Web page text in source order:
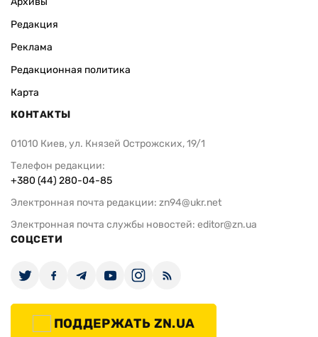
Редакция
Реклама
Редакционная политика
Карта
КОНТАКТЫ
01010 Киев, ул. Князей Острожских, 19/1
Телефон редакции:
+380 (44) 280-04-85
Электронная почта редакции: zn94@ukr.net
Электронная почта службы новостей: editor@zn.ua
СОЦСЕТИ
ПОДДЕРЖАТЬ ZN.UA